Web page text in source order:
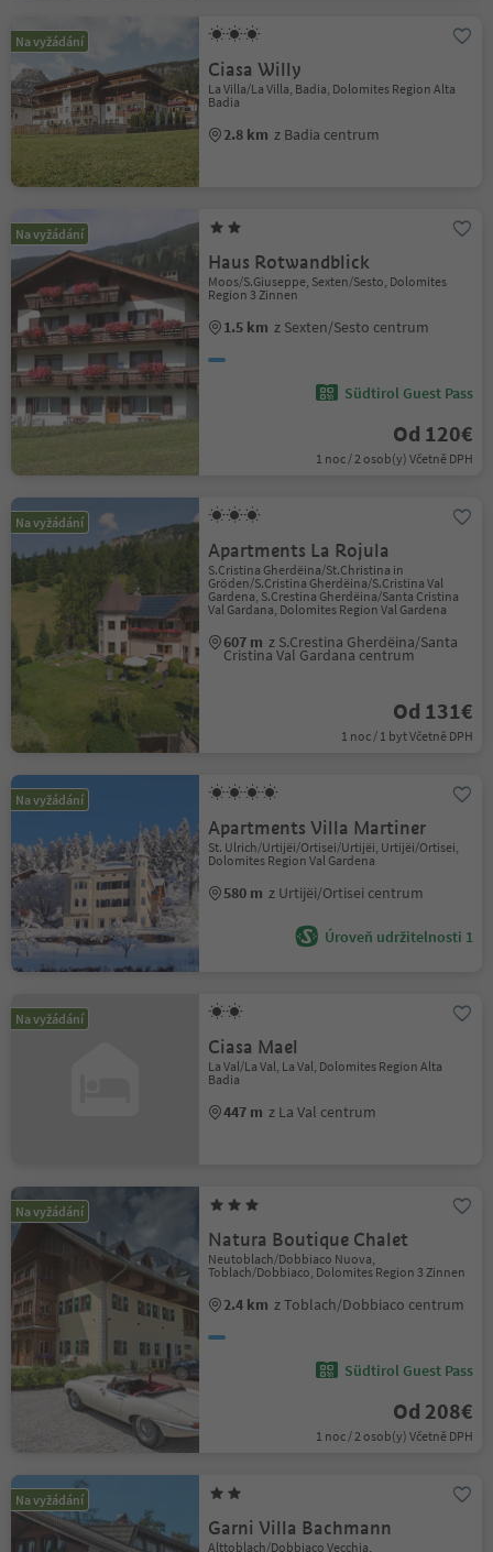
Na vyžádání
Ciasa Willy
La Villa/La Villa, Badia, Dolomites Region Alta
Badia
2.8 km z Badia centrum
Na vyžádání
Haus Rotwandblick
Moos/S.Giuseppe, Sexten/Sesto, Dolomites
Region 3 Zinnen
1.5 km z Sexten/Sesto centrum
Südtirol Guest Pass
Od 120€
1 noc / 2 osob(y) Včetně DPH
Na vyžádání
Apartments La Rojula
S.Cristina Gherdëina/St.Christina in
Gröden/S.Cristina Gherdëina/S.Cristina Val
Gardena, S.Crestina Gherdëina/Santa Cristina
Val Gardana, Dolomites Region Val Gardena
607 m z S.Crestina Gherdëina/Santa
Cristina Val Gardana centrum
Od 131€
1 noc / 1 byt Včetně DPH
Na vyžádání
Apartments Villa Martiner
St. Ulrich/Urtijëi/Ortisei/Urtijëi, Urtijëi/Ortisei,
Dolomites Region Val Gardena
580 m z Urtijëi/Ortisei centrum
Úroveň udržitelnosti 1
Na vyžádání
Ciasa Mael
La Val/La Val, La Val, Dolomites Region Alta
Badia
447 m z La Val centrum
Na vyžádání
Natura Boutique Chalet
Neutoblach/Dobbiaco Nuova,
Toblach/Dobbiaco, Dolomites Region 3 Zinnen
2.4 km z Toblach/Dobbiaco centrum
Südtirol Guest Pass
Od 208€
1 noc / 2 osob(y) Včetně DPH
Na vyžádání
Garni Villa Bachmann
Alttoblach/Dobbiaco Vecchia,